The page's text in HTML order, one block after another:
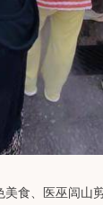
食、医巫闾山